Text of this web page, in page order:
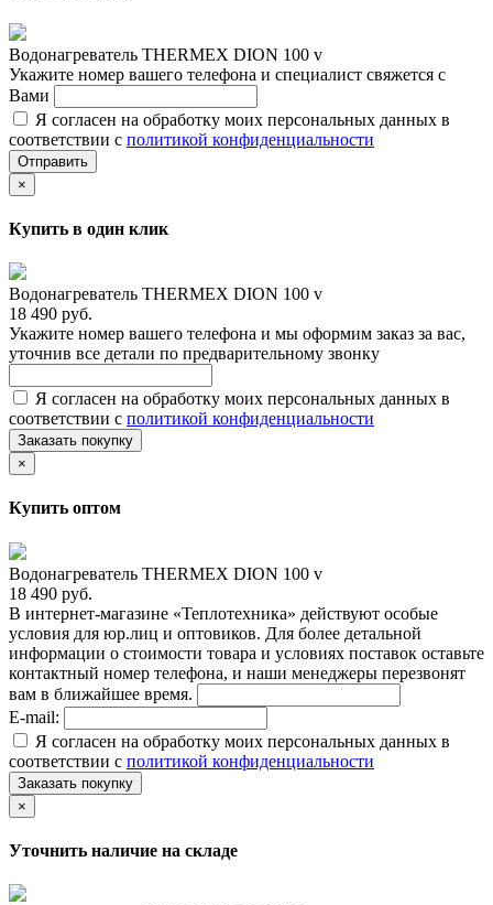
Водонагреватель THERMEX DION 100 v
Укажите номер вашего телефона и специалист свяжется с
Вами
Я согласен на обработку моих персональных данных в
соответствии с политикой конфиденциальности
Отправить
×
Купить в один клик
Водонагреватель THERMEX DION 100 v
18 490 руб.
Укажите номер вашего телефона и мы оформим заказ за вас,
уточнив все детали по предварительному звонку
Я согласен на обработку моих персональных данных в
соответствии с политикой конфиденциальности
Заказать покупку
×
Купить оптом
Водонагреватель THERMEX DION 100 v
18 490 руб.
В интернет-магазине «Теплотехника» действуют особые
условия для юр.лиц и оптовиков. Для более детальной
информации о стоимости товара и условиях поставок оставьте
контактный номер телефона, и наши менеджеры перезвонят
вам в ближайшее время.
E-mail:
Я согласен на обработку моих персональных данных в
соответствии с политикой конфиденциальности
Заказать покупку
×
Уточнить наличие на складе